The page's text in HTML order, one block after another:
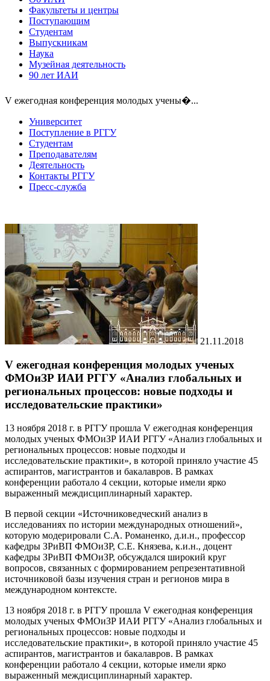
Факультеты и центры
Поступающим
Студентам
Выпускникам
Наука
Музейная деятельность
90 лет ИАИ
V ежегодная конференция молодых учены�...
Университет
Поступление в РГГУ
Студентам
Преподавателям
Деятельность
Контакты РГГУ
Пресс-служба
21.11.2018
V ежегодная конференция молодых ученых
ФМОиЗР ИАИ РГГУ «Анализ глобальных и
региональных процессов: новые подходы и
исследовательские практики»
13 ноября 2018 г. в РГГУ прошла V ежегодная конференция
молодых ученых ФМОиЗР ИАИ РГГУ «Анализ глобальных и
региональных процессов: новые подходы и
исследовательские практики», в которой приняло участие 45
аспирантов, магистрантов и бакалавров. В рамках
конференции работало 4 секции, которые имели ярко
выраженный междисциплинарный характер.
В первой секции «Источниковедческий анализ в
исследованиях по истории международных отношений»,
которую модерировали С.А. Романенко, д.и.н., профессор
кафедры ЗРиВП ФМОиЗР, С.Е. Князева, к.и.н., доцент
кафедры ЗРиВП ФМОиЗР, обсуждался широкий круг
вопросов, связанных с формированием репрезентативной
источниковой базы изучения стран и регионов мира в
международном контексте.
13 ноября 2018 г. в РГГУ прошла V ежегодная конференция
молодых ученых ФМОиЗР ИАИ РГГУ «Анализ глобальных и
региональных процессов: новые подходы и
исследовательские практики», в которой приняло участие 45
аспирантов, магистрантов и бакалавров. В рамках
конференции работало 4 секции, которые имели ярко
выраженный междисциплинарный характер.